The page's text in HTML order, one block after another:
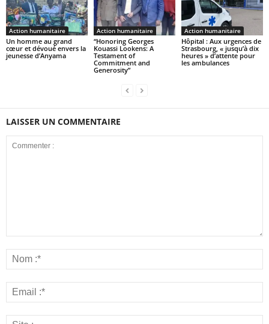
Action humanitaire
Un homme au grand
cœur et dévoué envers la
jeunesse d’Anyama
Action humanitaire
“Honoring Georges
Kouassi Lookens: A
Testament of
Commitment and
Generosity”
Action humanitaire
Hôpital : Aux urgences de
Strasbourg, « jusqu’à dix
heures » d’attente pour
les ambulances
LAISSER UN COMMENTAIRE